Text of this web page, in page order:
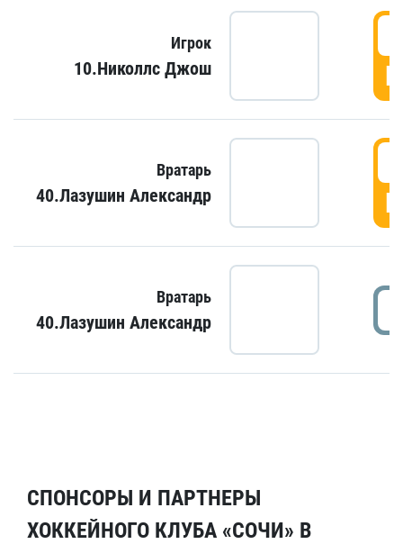
Игрок
10.Николлс Джош
Вратарь
40.Лазушин Александр
Вратарь
40.Лазушин Александр
СПОНСОРЫ И ПАРТНЕРЫ
ХОККЕЙНОГО КЛУБА «СОЧИ» В